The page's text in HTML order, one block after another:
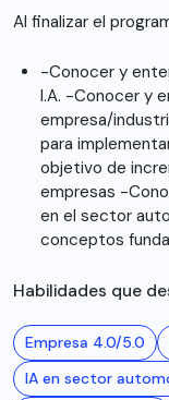
Al finalizar el
-Conocer y
I.A. -Conocer y
empresa/
para
objetivo de
empresas -
en el sector
conceptos
Habilidades que
Empresa 4.0/5.0
IA en sector